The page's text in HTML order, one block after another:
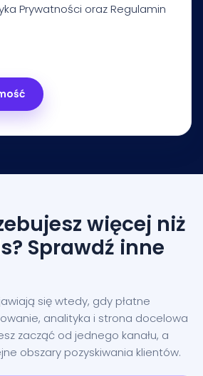
Prywatności orazRegulamin
więcej niż
Sprawdź inne
się wtedy, gdy płatne
analityka i strona docelowa
zacząć od jednego kanału, a
obszary pozyskiwania klientów.